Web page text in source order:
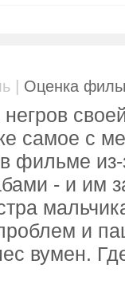
| Оценка
самое с
фильме из-
- и им
и
вумен.